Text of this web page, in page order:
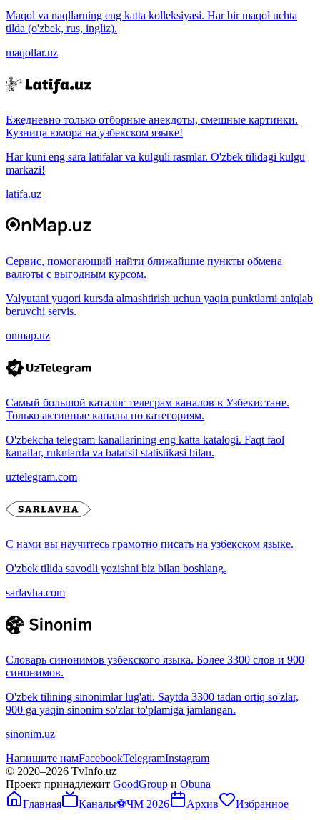
Maqol va naqllarning eng katta kolleksiyasi. Har bir maqol uchta
tilda (o'zbek, rus, ingliz).
maqollar.uz
Ежедневно только отборные анекдоты, смешные картинки.
Кузница юмора на узбекском языке!
Har kuni eng sara latifalar va kulguli rasmlar. O'zbek tilidagi kulgu
markazi!
latifa.uz
Сервис, помогающий найти ближайшие пункты обмена
валюты с выгодным курсом.
Valyutani yuqori kursda almashtirish uchun yaqin punktlarni aniqlab
beruvchi servis.
onmap.uz
Самый большой каталог телеграм каналов в Узбекистане.
Только активные каналы по категориям.
O'zbekcha telegram kanallarining eng katta katalogi. Faqt faol
kanallar, ruknlarda va batafsil statistikasi bilan.
uztelegram.com
С нами вы научитесь грамотно писать на узбекском языке.
O'zbek tilida savodli yozishni biz bilan boshlang.
sarlavha.com
Словарь синонимов узбекского языка. Более 3300 слов и 900
синонимов.
O'zbek tilining sinonimlar lug'ati. Saytda 3300 tadan ortiq so'zlar,
900 ga yaqin sinonim so'zlar to'plamiga jamlangan.
sinonim.uz
Напишите намFacebookTelegramInstagram
© 2020–2026 TvInfo.uz
Проект принадлежит GoodGroup и Obuna
Главная
Каналы⚽ЧМ 2026 Архив Избранное